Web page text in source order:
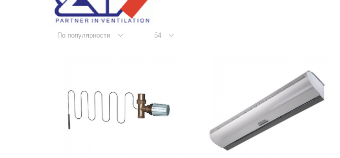
По популярности 54